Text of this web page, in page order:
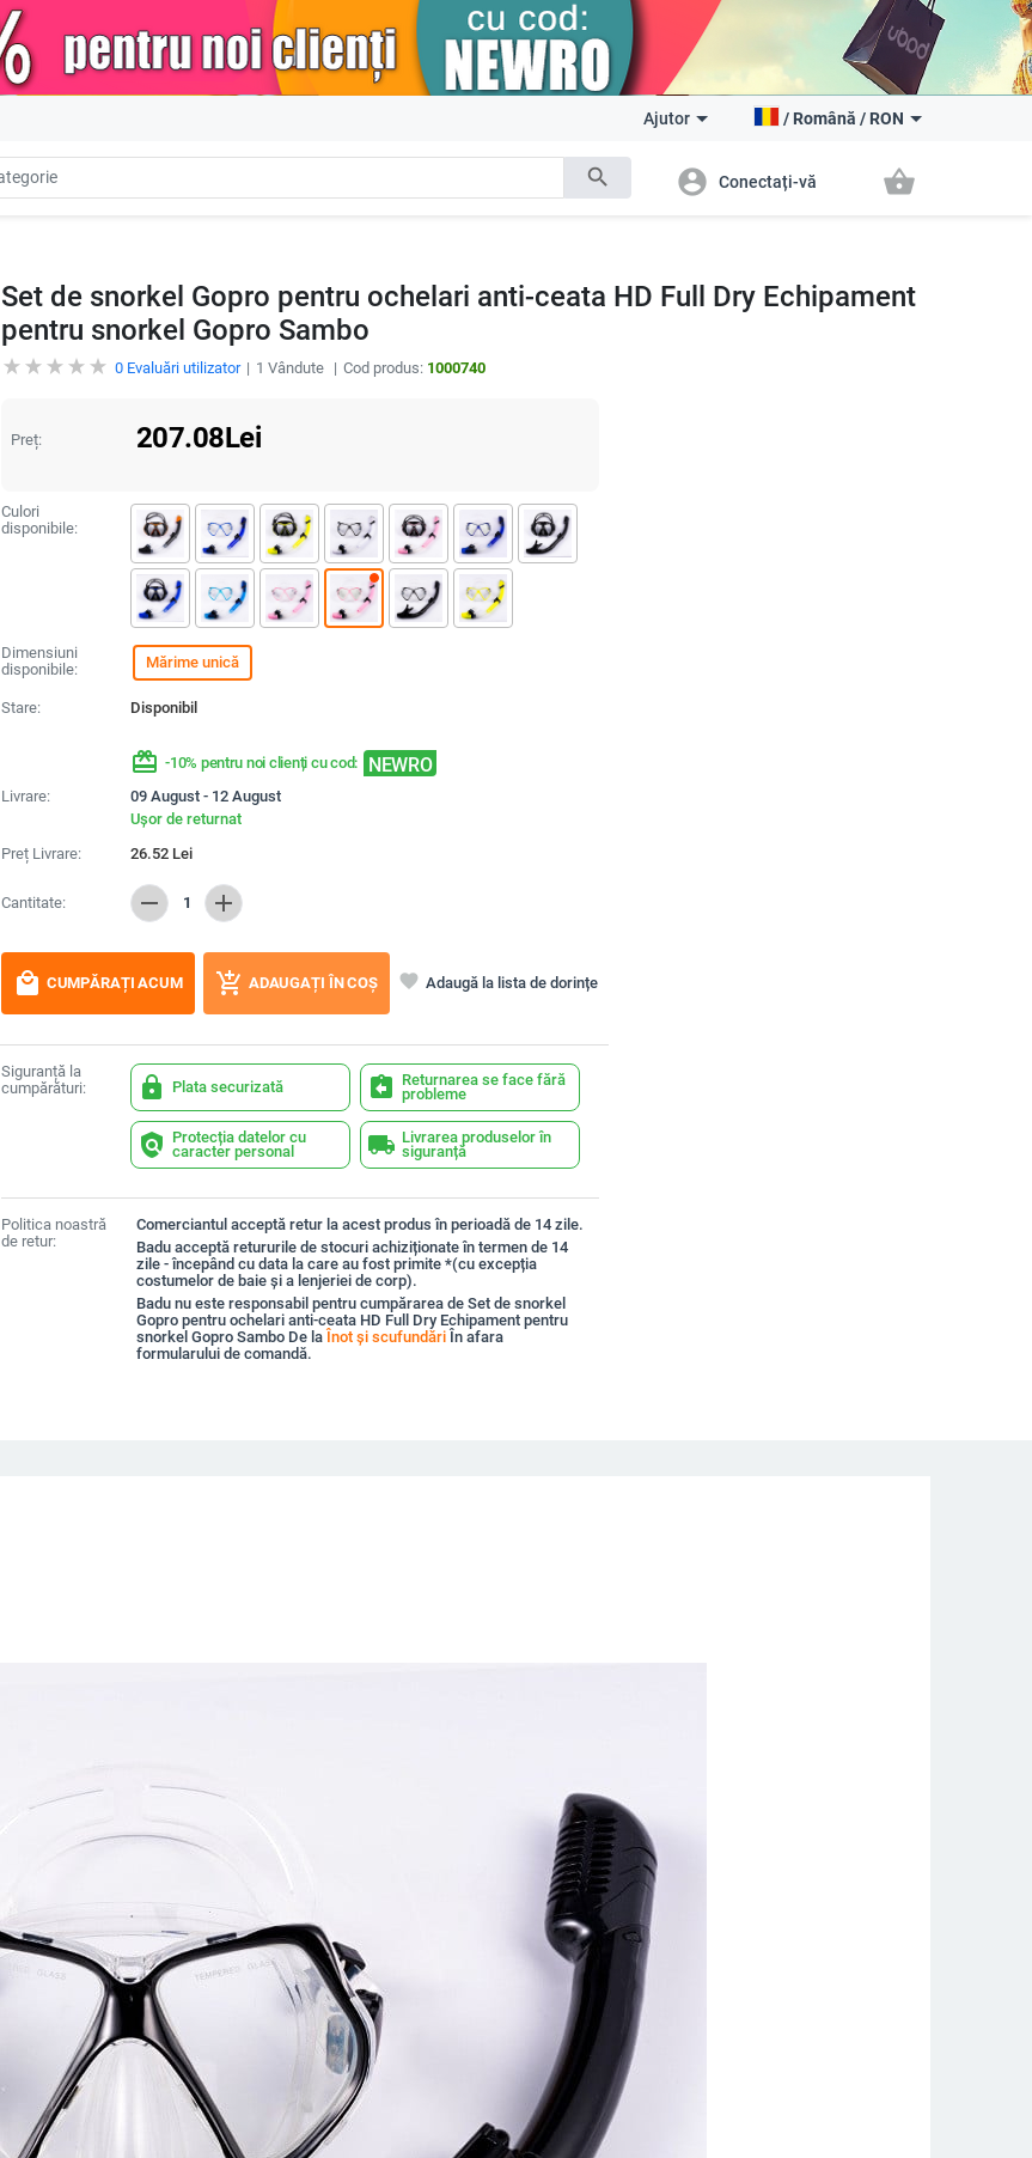
search
Ajutor / Română / RON
account_circle Conectați-vă shopping_basket
Set de snorkel Gopro pentru ochelari anti-ceata HD Full Dry Echipament
pentru snorkel Gopro Sambo
0Evaluări utilizator 1 Vândute Cod produs: 1000740
Preț: 207.08Lei
Culori
disponibile:
Dimensiuni
disponibile:
Mărime unică
Stare: Disponibil
redeem -10% pentru noi clienți cu cod: NEWRO
Livrare:
09 August - 12 August
Ușor de returnat
Preț Livrare:
26.52Lei
Cantitate: remove 1 add
local_mall CUMPĂRAȚI ACUM add_shopping_cart ADAUGAȚI ÎN COȘ favorite Adaugă la lista de dorințe
Siguranță la
cumpărături:
lock Plata securizată assignment_return Returnarea se face fără
probleme
policy Protecția datelor cu
caracter personal
local_shipping Livrarea produselor în
siguranță
Politica noastră
de retur:
Comerciantul acceptă retur la acest produs în perioadă de 14 zile.
Badu acceptă retururile de stocuri achiziționate în termen de 14
zile - începând cu data la care au fost primite *(cu excepția
costumelor de baie și a lenjeriei de corp).
Badu nu este responsabil pentru cumpărarea de Set de snorkel
Gopro pentru ochelari anti-ceata HD Full Dry Echipament pentru
snorkel Gopro Sambo De laÎnot și scufundăriÎn afara
formularului de comandă.